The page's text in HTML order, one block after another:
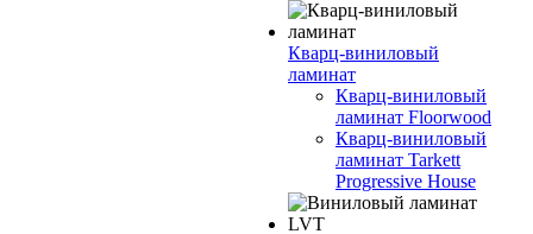
Кварц-виниловый
ламинат
Кварц-виниловый
ламинат Floorwood
Кварц-виниловый
ламинат Tarkett
Progressive House